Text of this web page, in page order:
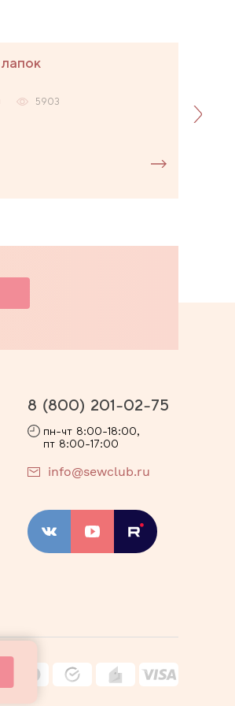
5903
8 (800) 201-02-75
пн-чт 8:00-18:00,
пт 8:00-17:00
info@sewclub.ru